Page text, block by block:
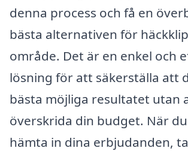
denna process och få en
bästa alternativen för
område. Det är en enkel och
lösning för att säkerställa att
bästa möjliga resultatet utan
överskrida din budget. När
hämta in dina erbjudanden,